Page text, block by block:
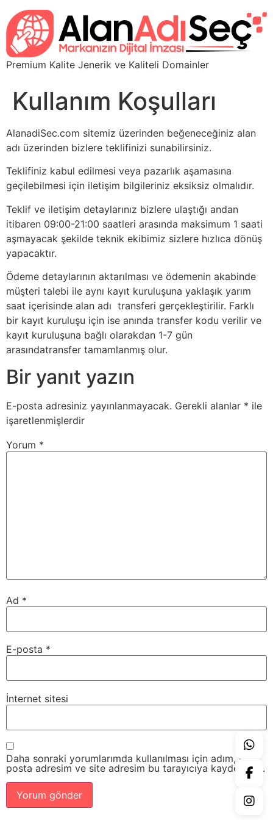
Premium Kalite Jenerik ve Kaliteli Domainler
Kullanım Koşulları
AlanadiSec.com sitemiz üzerinden beğeneceğiniz alan
adı üzerinden bizlere teklifinizi sunabilirsiniz.
Teklifiniz kabul edilmesi veya pazarlık aşamasına
geçilebilmesi için iletişim bilgileriniz eksiksiz olmalıdır.
Teklif ve iletişim detaylarınız bizlere ulaştığı andan
itibaren 09:00-21:00 saatleri arasında maksimum 1 saati
aşmayacak şekilde teknik ekibimiz sizlere hızlıca dönüş
yapacaktır.
Ödeme detaylarının aktarılması ve ödemenin akabinde
müşteri talebi ile aynı kayıt kuruluşuna yaklaşık yarım
saat içerisinde alan adı transferi gerçekleştirilir. Farklı
bir kayıt kuruluşu için ise anında transfer kodu verilir ve
kayıt kuruluşuna bağlı olarakdan 1-7 gün
arasındatransfer tamamlanmış olur.
Bir yanıt yazın
E-posta adresiniz yayınlanmayacak. Gerekli alanlar * ile
işaretlenmişlerdir
Yorum *
Ad *
E-posta *
İnternet sitesi
Daha sonraki yorumlarımda kullanılması için adım, e-
posta adresim ve site adresim bu tarayıcıya kaydedilsin.